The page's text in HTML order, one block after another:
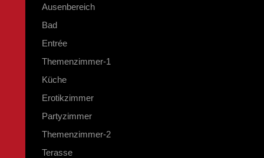
Ausenbereich
Bad
Entrée
Themenzimmer-1
Küche
Erotikzimmer
Partyzimmer
Themenzimmer-2
Terasse